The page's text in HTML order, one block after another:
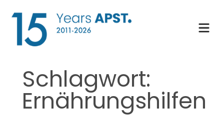
Zum
Inhalt
springen
Schlagwort:
Ernährungshilfen